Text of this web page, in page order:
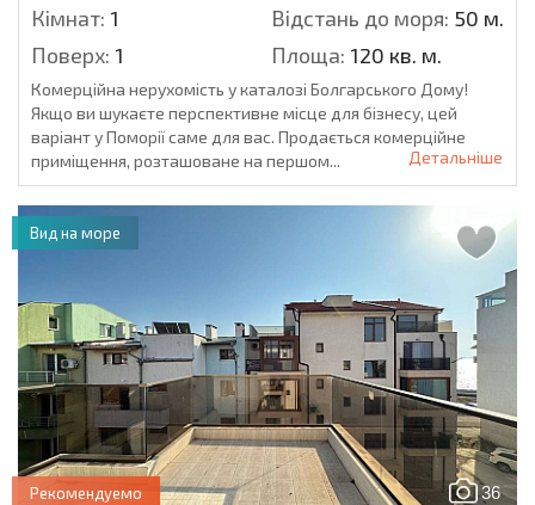
Кімнат: 1 Відстань до моря: 50 м.
Поверх: 1 Площа: 120 кв. м.
Комерційна нерухомість у каталозі Болгарського Дому!
Якщо ви шукаєте перспективне місце для бізнесу, цей
варіант у Поморії саме для вас. Продається комерційне
приміщення, розташоване на першом...
Детальніше
36
Рекомендуемо
Вид на море